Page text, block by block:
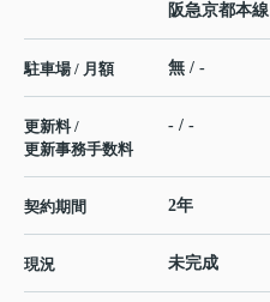
阪急京都本線
駐車場 / 月額 無 / -
更新料 /
更新事務手数料
- / -
契約期間 2年
現況 未完成